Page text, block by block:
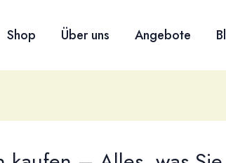
Shop Über uns Angebote